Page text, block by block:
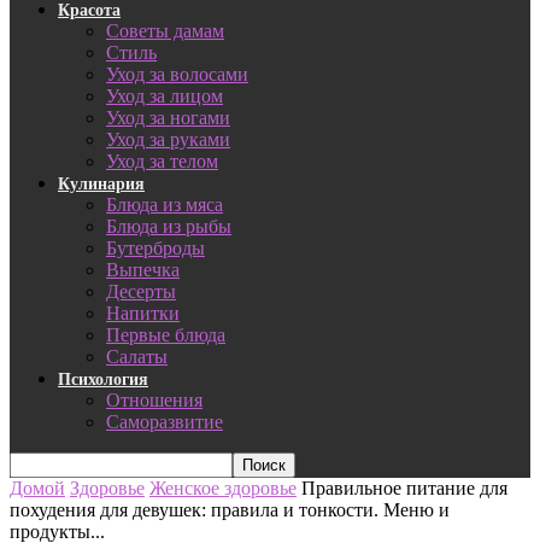
Красота
Советы дамам
Стиль
Уход за волосами
Уход за лицом
Уход за ногами
Уход за руками
Уход за телом
Кулинария
Блюда из мяса
Блюда из рыбы
Бутерброды
Выпечка
Десерты
Напитки
Первые блюда
Салаты
Психология
Отношения
Саморазвитие
Домой Здоровье Женское здоровье Правильное питание для
похудения для девушек: правила и тонкости. Меню и
продукты...